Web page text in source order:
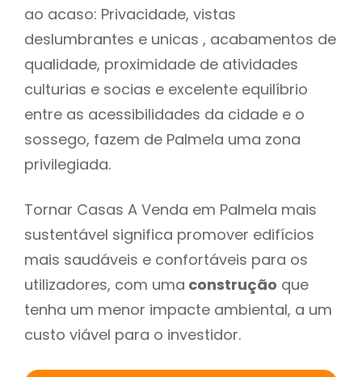
ao acaso: Privacidade, vistas
deslumbrantes e unicas , acabamentos de
qualidade, proximidade de atividades
culturias e socias e excelente equilíbrio
entre as acessibilidades da cidade e o
sossego, fazem de Palmela uma zona
privilegiada.
Tornar Casas A Venda em Palmela mais
sustentável significa promover edifícios
mais saudáveis e confortáveis para os
utilizadores, com uma construção que
tenha um menor impacte ambiental, a um
custo viável para o investidor.